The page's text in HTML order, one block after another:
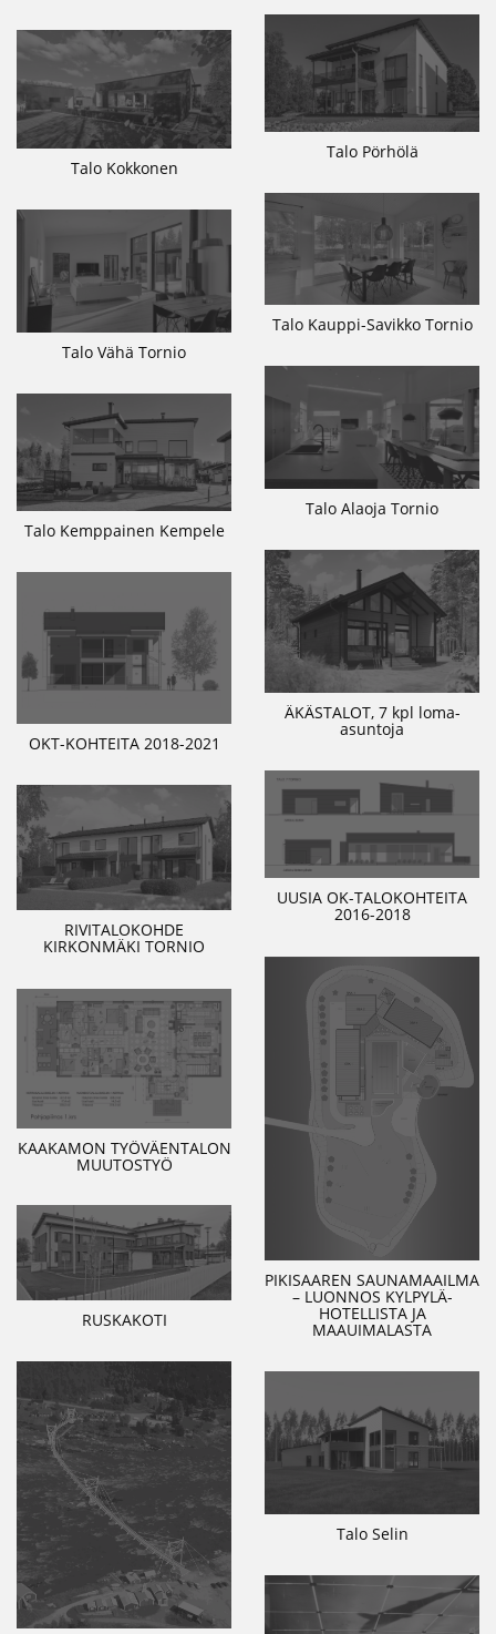
Talo Pörhölä
Talo Kokkonen
Talo Kauppi-Savikko Tornio
Talo Vähä Tornio
Talo Alaoja Tornio
Talo Kemppainen Kempele
ÄKÄSTALOT, 7 kpl loma-
asuntoja
OKT-KOHTEITA 2018-2021
UUSIA OK-TALOKOHTEITA
2016-2018
RIVITALOKOHDE
KIRKONMÄKI TORNIO
PIKISAAREN SAUNAMAAILMA
– LUONNOS KYLPYLÄ-
HOTELLISTA JA
MAAUIMALASTA
KAAKAMON TYÖVÄENTALON
MUUTOSTYÖ
RUSKAKOTI
Talo Selin